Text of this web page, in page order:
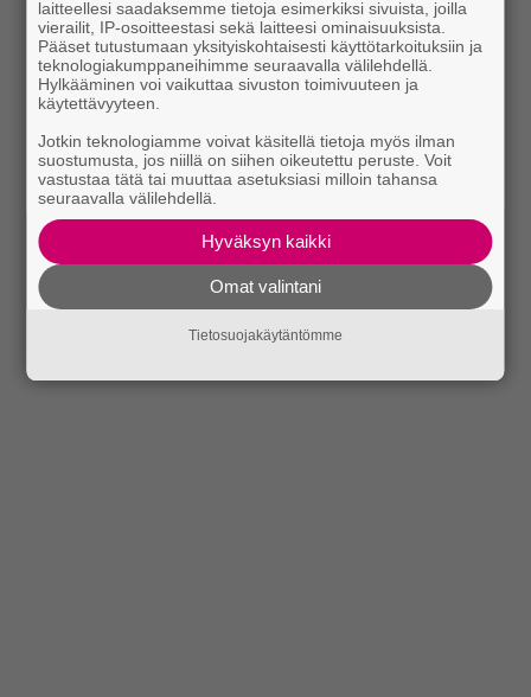
laitteellesi saadaksemme tietoja esimerkiksi sivuista, joilla
vierailit, IP-osoitteestasi sekä laitteesi ominaisuuksista.
Pääset tutustumaan yksityiskohtaisesti käyttötarkoituksiin ja
teknologiakumppaneihimme seuraavalla välilehdellä.
Hylkääminen voi vaikuttaa sivuston toimivuuteen ja
käytettävyyteen.
Jotkin teknologiamme voivat käsitellä tietoja myös ilman
suostumusta, jos niillä on siihen oikeutettu peruste. Voit
vastustaa tätä tai muuttaa asetuksiasi milloin tahansa
seuraavalla välilehdellä.
Hyväksyn kaikki
Omat valintani
Tietosuojakäytäntömme